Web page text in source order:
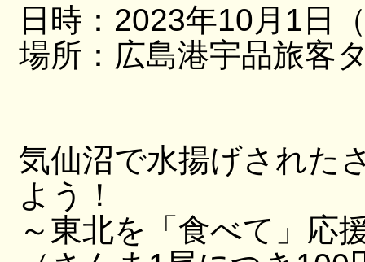
日時：2023年10月1日
場所：広島港宇品旅客
気仙沼で水揚げされた
よう！
～東北を「食べて」応